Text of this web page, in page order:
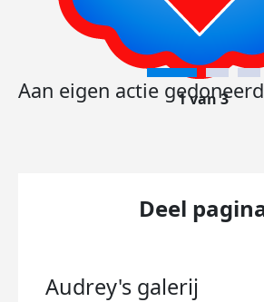
Aan eigen actie gedoneerd
1 van 3
Deel
Audrey's galerij